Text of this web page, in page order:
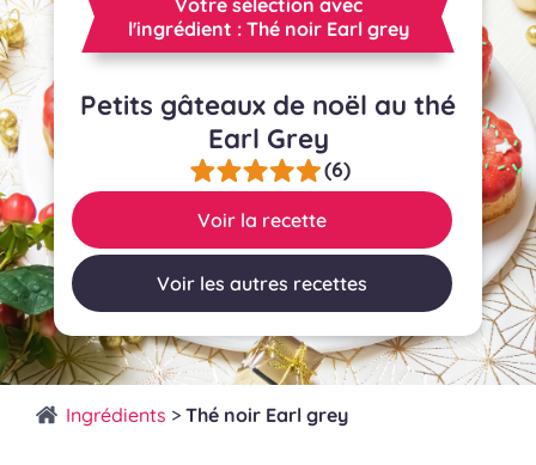
LECTURES CULINAIRES
SOUMETTRE UNE RECETTE
BOUTIQUE
l'ingrédient : Thé noir Earl grey
Petits gâteaux de noël au thé
Earl Grey
(6)
Voir la recette
Voir les autres recettes
Ingrédients > Thé noir Earl grey